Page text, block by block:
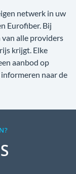
netwerk in uw
Eurofiber. Bij
alle providers
krijgt. Elke
aanbod op
naar de